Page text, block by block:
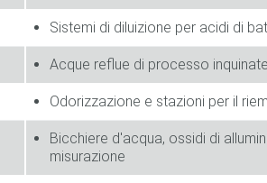
Sistemi di diluizione per acidi di
Acque reflue di processo
Odorizzazione e stazioni per il
Bicchiere d'acqua, ossidi di
misurazione